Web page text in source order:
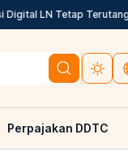
LN Tetap Terutang?
Perpajakan DDTC